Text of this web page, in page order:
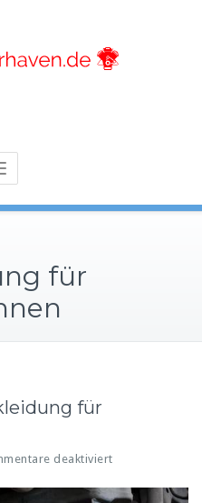
für
für
deaktiviert
r